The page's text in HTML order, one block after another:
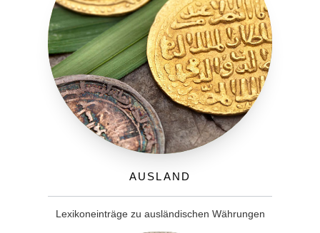
Ausland
Lexikoneinträge zu ausländischen Währungen